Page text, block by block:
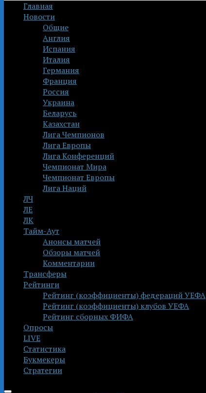
Главная
Новости
Общие
Англия
Испания
Италия
Германия
Франция
Россия
Украина
Беларусь
Казахстан
Лига Чемпионов
Лига Европы
Лига Конференций
Чемпионат Мира
Чемпионат Европы
Лига Наций
ЛЧ
ЛЕ
ЛК
Тайм-Аут
Анонсы матчей
Обзоры матчей
Комментарии
Трансферы
Рейтинги
Рейтинг (коэффициенты) федераций УЕФА
Рейтинг (коэффициенты) клубов УЕФА
Рейтинг сборных ФИФА
Опросы
LIVE
Статистика
Букмекеры
Стратегии